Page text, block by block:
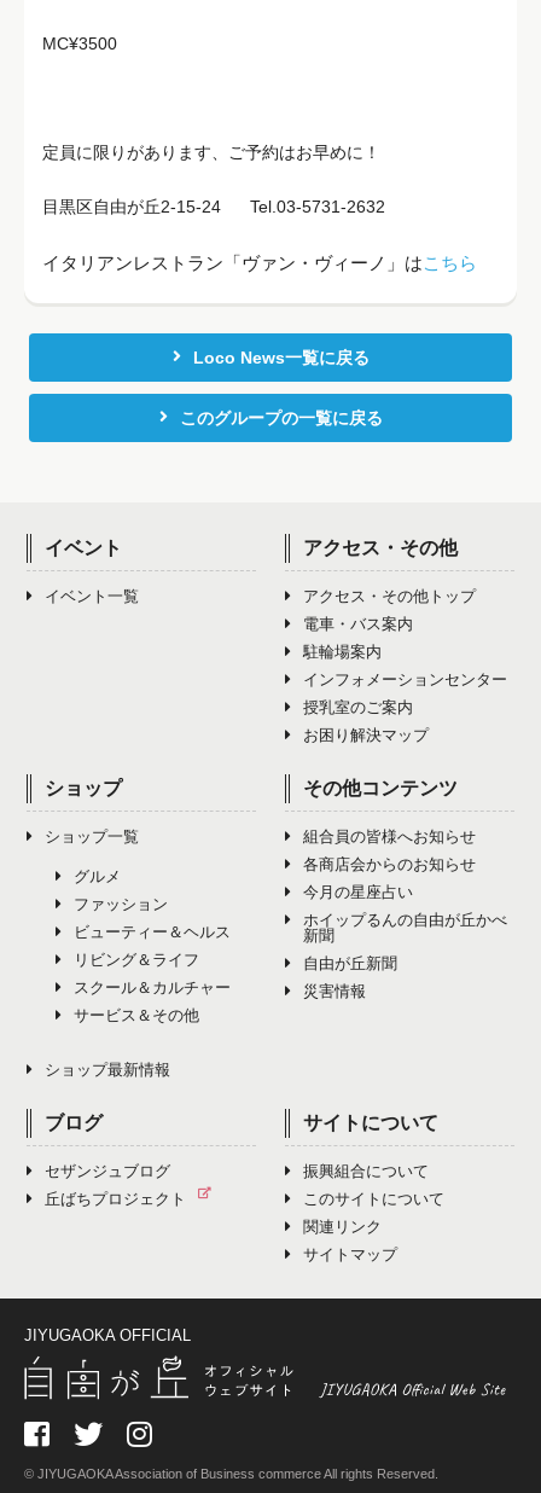
MC¥3500
定員に限りがあります、ご予約はお早めに！
目黒区自由が丘2-15-24 Tel.03-5731-2632
イタリアンレストラン「ヴァン・ヴィーノ」はこちら
Loco News一覧に戻る
このグループの一覧に戻る
イベント
イベント一覧
アクセス・その他
アクセス・その他トップ
電車・バス案内
駐輪場案内
インフォメーションセンター
授乳室のご案内
お困り解決マップ
ショップ
ショップ一覧
グルメ
ファッション
ビューティー＆ヘルス
リビング＆ライフ
スクール＆カルチャー
サービス＆その他
ショップ最新情報
その他コンテンツ
組合員の皆様へお知らせ
各商店会からのお知らせ
今月の星座占い
ホイップるんの自由が丘かべ
新聞
自由が丘新聞
災害情報
ブログ
セザンジュブログ
丘ばちプロジェクト
サイトについて
振興組合について
このサイトについて
関連リンク
サイトマップ
JIYUGAOKA OFFICIAL
© JIYUGAOKA Association of Business commerce All rights Reserved.